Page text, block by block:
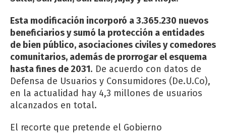
Esta modificación incorporó a 3.365.230 nuevos
beneficiarios y sumó la protección a entidades
de bien público, asociaciones civiles y comedores
comunitarios, además de prorrogar el esquema
hasta fines de 2031. De acuerdo con datos de
Defensa de Usuarios y Consumidores (De.U.Co),
en la actualidad hay 4,3 millones de usuarios
alcanzados en total.
El recorte que pretende el Gobierno